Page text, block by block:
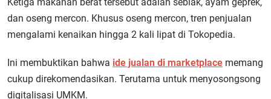
dan oseng mercon. Khusus oseng mercon, tren penjualan
mengalami kenaikan hingga 2 kali lipat di Tokopedia.
Ini membuktikan bahwa ide jualan di marketplace memang
cukup direkomendasikan. Terutama untuk menyosongsong
digitalisasi UMKM.